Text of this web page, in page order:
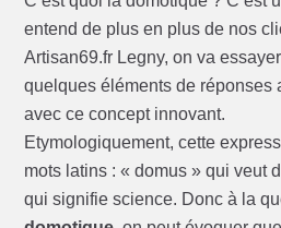
entend de plus en plus de nos
Artisan69.fr Legny, on va
quelques éléments de réponses
avec ce concept innovant.
Etymologiquement, cette
mots latins : « domus » qui veut
qui signifie science. Donc à la